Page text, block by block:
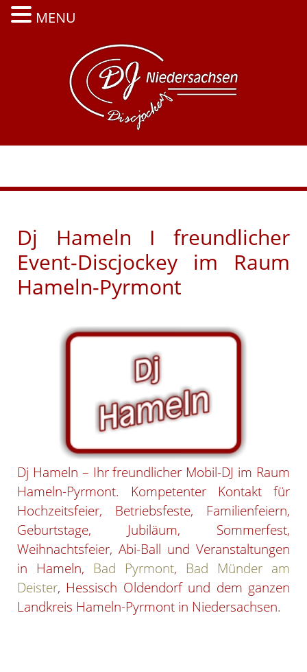
Dj Hameln I freundlicher
Event-Discjockey im Raum
Hameln-Pyrmont
Dj Hameln – Ihr freundlicher Mobil-DJ im Raum
Hameln-Pyrmont. Kompetenter Kontakt für
Hochzeitsfeier, Betriebsfeste, Familienfeiern,
Geburtstage, Jubiläum, Sommerfest,
Weihnachtsfeier, Abi-Ball und Veranstaltungen
in Hameln, Bad Pyrmont, Bad Münder am
Deister, Hessisch Oldendorf und dem ganzen
Landkreis Hameln-Pyrmont in Niedersachsen.
MENU